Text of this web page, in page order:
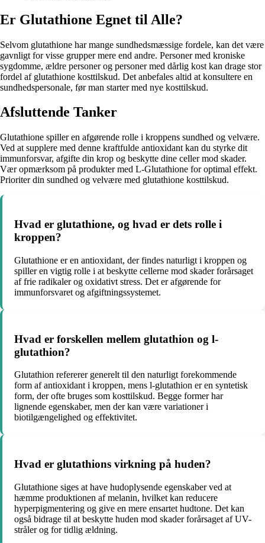
Er Glutathione Egnet til Alle?
Selvom glutathione har mange sundhedsmæssige fordele, kan det være
gavnligt for visse grupper mere end andre. Personer med kroniske
sygdomme, ældre personer og personer med dårlig kost kan drage stor
fordel af glutathione kosttilskud. Det anbefales altid at konsultere en
sundhedspersonale, før man starter med nye kosttilskud.
Afsluttende Tanker
Glutathione spiller en afgørende rolle i kroppens sundhed og velvære.
Ved at supplere med denne kraftfulde antioxidant kan du styrke dit
immunforsvar, afgifte din krop og beskytte dine celler mod skader.
Vær opmærksom på produkter med L-Glutathione for optimal effekt.
Prioriter din sundhed og velvære med glutathione kosttilskud.
Hvad er glutathione, og hvad er dets rolle i
kroppen?
Glutathione er en antioxidant, der findes naturligt i kroppen og
spiller en vigtig rolle i at beskytte cellerne mod skader forårsaget
af frie radikaler og oxidativt stress. Det er afgørende for
immunforsvaret og afgiftningssystemet.
Hvad er forskellen mellem glutathion og l-
glutathion?
Glutathion refererer generelt til den naturligt forekommende
form af antioxidant i kroppen, mens l-glutathion er en syntetisk
form, der ofte bruges som kosttilskud. Begge former har
lignende egenskaber, men der kan være variationer i
biotilgængelighed og effektivitet.
Hvad er glutathions virkning på huden?
Glutathione siges at have hudoplysende egenskaber ved at
hæmme produktionen af melanin, hvilket kan reducere
hyperpigmentering og give en mere ensartet hudtone. Det kan
også bidrage til at beskytte huden mod skader forårsaget af UV-
stråler og for tidlig ældning.